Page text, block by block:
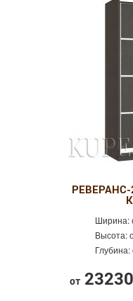
Ширина:
Высота:
Глубина:
от 23230